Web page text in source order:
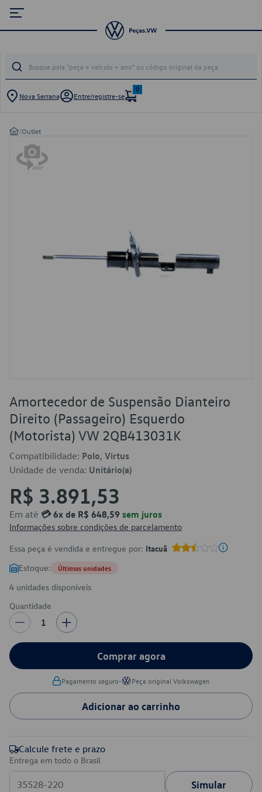
Nova Serrana Entre/registre-se
0
/Outlet
Amortecedor de Suspensão Dianteiro
Direito (Passageiro) Esquerdo
(Motorista) VW 2QB413031K
Compatibilidade: Polo, Virtus
Unidade de venda: Unitário(a)
R$ 3.891,53
Em até 💳 6x de R$ 648,59 sem juros
Informações sobre condições de parcelamento
Essa peça é vendida e entregue por: Itacuã
Estoque: Últimas unidades
4 unidades disponíveis
Quantidade
1
Comprar agora
Pagamento seguro• Peça original Volkswagen
Adicionar ao carrinho
Calcule frete e prazo
Entrega em todo o Brasil
Simular